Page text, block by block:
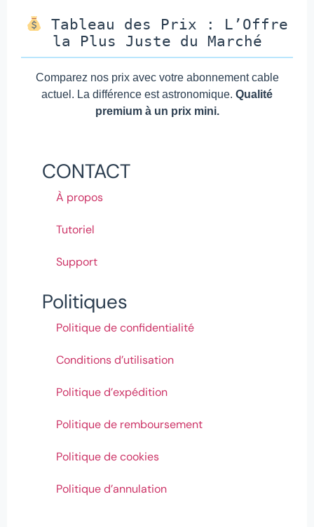
Tableau des Prix : L’Offre
la Plus Juste du Marché
Comparez nos prix avec votre abonnement cable
actuel. La différence est astronomique. Qualité
premium à un prix mini.
CONTACT
À propos
Tutoriel
Support
Politiques
Politique de confidentialité
Conditions d’utilisation
Politique d’expédition
Politique de remboursement
Politique de cookies
Politique d’annulation